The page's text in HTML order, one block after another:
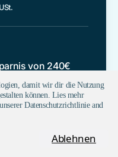
von 240€
reduziere
damit wir dir die Nutzung
können. Lies mehr
Datenschutzrichtlinie and
Ablehnen